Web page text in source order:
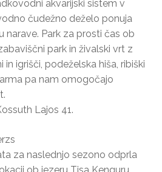
akvarijski sistem v
čudežno deželo ponuja
narave. Park za prosti čas ob
park in živalski vrt z
igrišči, podeželska hiša, ribiški
pa nam omogočajo
Lajos 41.
za naslednjo sezono odprla